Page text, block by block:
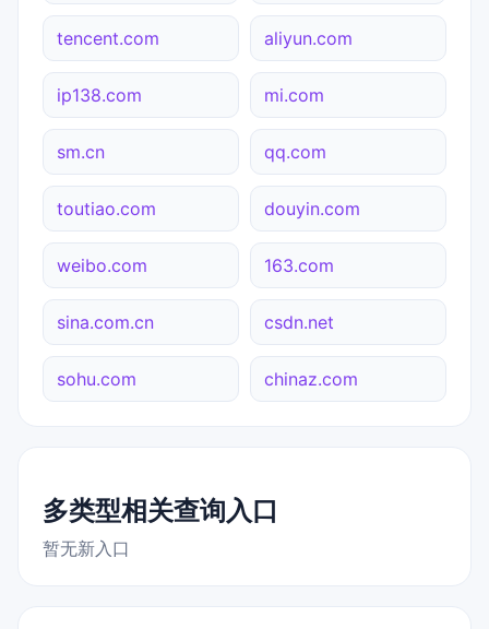
tencent.com aliyun.com
ip138.com mi.com
sm.cn qq.com
toutiao.com douyin.com
weibo.com 163.com
sina.com.cn csdn.net
sohu.com chinaz.com
多类型相关查询入口
暂无新入口